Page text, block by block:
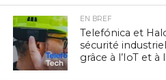
EN BREF
Telefónica et
sécurité
grâce à l’IoT et à